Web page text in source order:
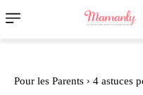
Pour les Parents 4 astuces